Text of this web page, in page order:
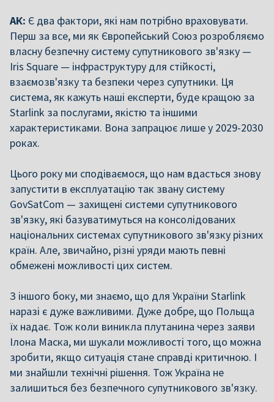
АК: Є два фактори, які нам потрібно враховувати.
Перш за все, ми як Європейський Союз розробляємо
власну безпечну систему супутникового зв'язку —
Iris Square — інфраструктуру для стійкості,
взаємозв'язку та безпеки через супутники. Ця
система, як кажуть наші експерти, буде кращою за
Starlink за послугами, якістю та іншими
характеристиками. Вона запрацює лише у 2029-2030
роках.
Цього року ми сподіваємося, що нам вдасться знову
запустити в експлуатацію так звану систему
GovSatCom — захищені системи супутникового
зв'язку, які базуватимуться на консолідованих
національних системах супутникового зв'язку різних
країн. Але, звичайно, різні уряди мають певні
обмежені можливості цих систем.
З іншого боку, ми знаємо, що для України Starlink
наразі є дуже важливими. Дуже добре, що Польща
їх надає. Тож коли виникла плутанина через заяви
Ілона Маска, ми шукали можливості того, що можна
зробити, якщо ситуація стане справді критичною. І
ми знайшли технічні рішення. Тож Україна не
залишиться без безпечного супутникового зв'язку.